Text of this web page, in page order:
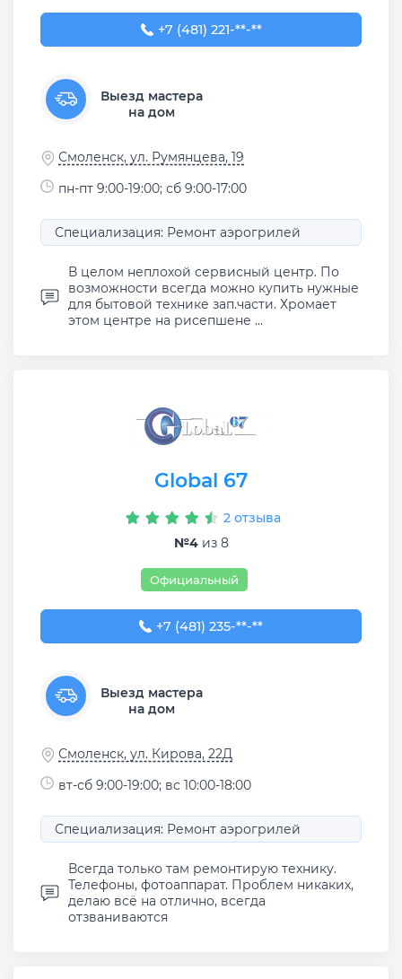
+7 (481) 221-88-00
+7 (481) 221-**-**
Выезд мастера
на дом
Смоленск, ул. Румянцева, 19
пн-пт 9:00-19:00; сб 9:00-17:00
Специализация: Ремонт аэрогрилей
В целом неплохой сервисный центр. По
возможности всегда можно купить нужные
для бытовой технике зап.части. Хромает
этом центре на рисепшене ...
Global 67
2 отзыва
№4из 8
Официальный
+7 (481) 235-68-95
+7 (481) 235-**-**
Выезд мастера
на дом
Смоленск, ул. Кирова, 22Д
вт-сб 9:00-19:00; вс 10:00-18:00
Специализация: Ремонт аэрогрилей
Всегда только там ремонтирую технику.
Телефоны, фотоаппарат. Проблем никаких,
делаю всё на отлично, всегда
отзваниваются